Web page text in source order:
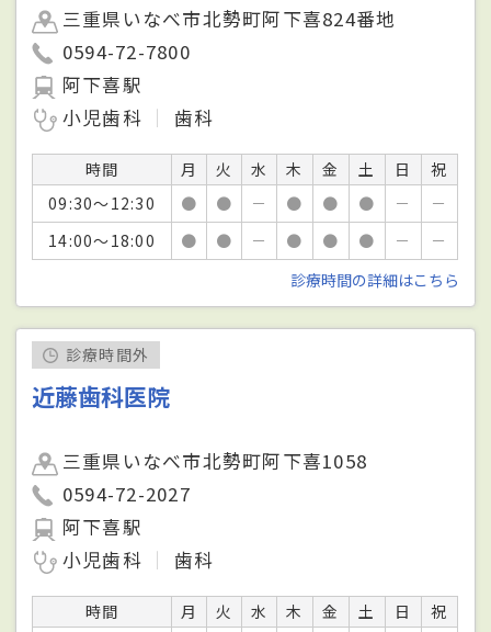
三重県いなべ市北勢町阿下喜824番地
0594-72-7800
阿下喜駅
小児歯科
歯科
時間 月 火 水 木 金 土 日
祝
09:30～12:30
● ● － ● ● ● －
－
14:00～18:00
● ● － ● ● ● －
－
診療時間の詳細はこちら
診療時間外
近藤歯科医院
三重県いなべ市北勢町阿下喜1058
0594-72-2027
阿下喜駅
小児歯科
歯科
時間 月 火 水 木 金 土 日
祝